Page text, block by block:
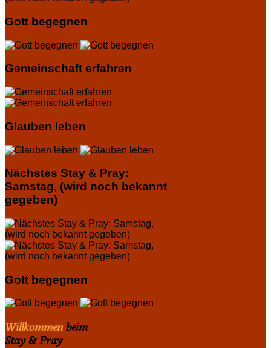
Gott begegnen
Gemeinschaft erfahren
Glauben leben
Nächstes Stay & Pray:
Samstag, (wird noch bekannt
gegeben)
Gott begegnen
Willkommenbeim
Stay & Pray